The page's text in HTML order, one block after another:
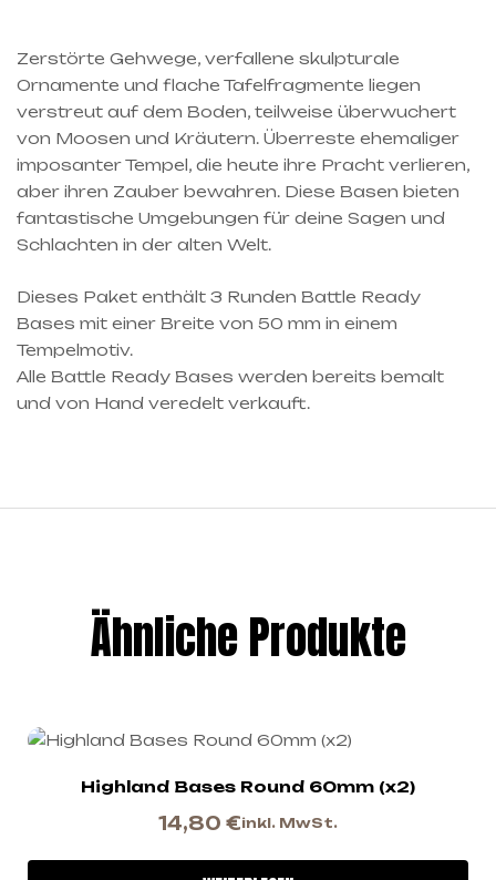
Zerstörte Gehwege, verfallene skulpturale
Ornamente und flache Tafelfragmente liegen
verstreut auf dem Boden, teilweise überwuchert
von Moosen und Kräutern. Überreste ehemaliger
imposanter Tempel, die heute ihre Pracht verlieren,
aber ihren Zauber bewahren. Diese Basen bieten
fantastische Umgebungen für deine Sagen und
Schlachten in der alten Welt.
Dieses Paket enthält 3 Runden Battle Ready
Bases mit einer Breite von 50 mm in einem
Tempelmotiv.
Alle Battle Ready Bases werden bereits bemalt
und von Hand veredelt verkauft.
Ähnliche Produkte
Highland Bases Round 60mm (x2)
14,80 €inkl. MwSt.